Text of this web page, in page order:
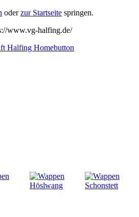
oderzur Startseite springen.
www.vg-halfing.de/